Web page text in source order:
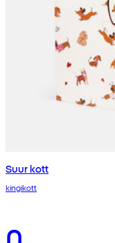
Suur kott
kingikott